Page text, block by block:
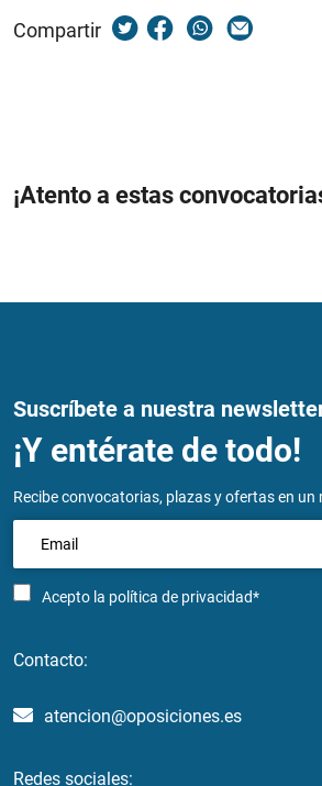
Compartir
¡Atento a estas
Suscríbete a nuestra
¡Y entérate de todo!
Recibe convocatorias, plazas y ofertas en un
Acepto la política de privacidad*
Contacto:
atencion@oposiciones.es
Redes sociales: